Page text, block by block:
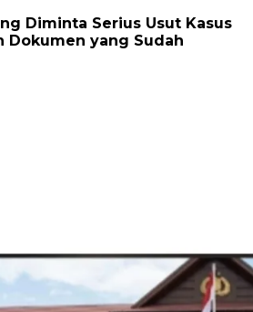
Diminta Serius Usut Kasus
Dokumen yang Sudah